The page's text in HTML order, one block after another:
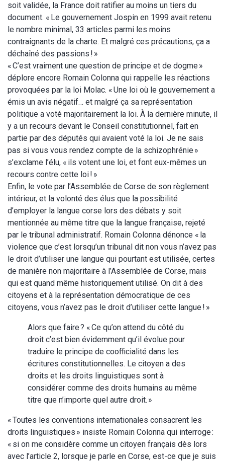
soit validée, la France doit ratifier au moins un tiers du
document. « Le gouvernement Jospin en 1999 avait retenu
le nombre minimal, 33 articles parmi les moins
contraignants de la charte. Et malgré ces précautions, ça a
déchaîné des passions ! »
« C’est vraiment une question de principe et de dogme »
déplore encore Romain Colonna qui rappelle les réactions
provoquées par la loi Molac. « Une loi où le gouvernement a
émis un avis négatif… et malgré ça sa représentation
politique a voté majoritairement la loi. À la dernière minute, il
y a un recours devant le Conseil constitutionnel, fait en
partie par des députés qui avaient voté la loi. Je ne sais
pas si vous vous rendez compte de la schizophrénie »
s’exclame l’élu, « ils votent une loi, et font eux-mêmes un
recours contre cette loi ! »
Enfin, le vote par l’Assemblée de Corse de son règlement
intérieur, et la volonté des élus que la possibilité
d’employer la langue corse lors des débats y soit
mentionnée au même titre que la langue française, rejeté
par le tribunal administratif. Romain Colonna dénonce « la
violence que c’est lorsqu’un tribunal dit non vous n’avez pas
le droit d’utiliser une langue qui pourtant est utilisée, certes
de manière non majoritaire à l’Assemblée de Corse, mais
qui est quand même historiquement utilisé. On dit à des
citoyens et à la représentation démocratique de ces
citoyens, vous n’avez pas le droit d’utiliser cette langue ! »
Alors que faire ? « Ce qu’on attend du côté du
droit c’est bien évidemment qu’il évolue pour
traduire le principe de coofficialité dans les
écritures constitutionnelles. Le citoyen a des
droits et les droits linguistiques sont à
considérer comme des droits humains au même
titre que n’importe quel autre droit. »
« Toutes les conventions internationales consacrent les
droits linguistiques » insiste Romain Colonna qui interroge :
« si on me considère comme un citoyen français dès lors
avec l’article 2, lorsque je parle en Corse, est-ce que je suis